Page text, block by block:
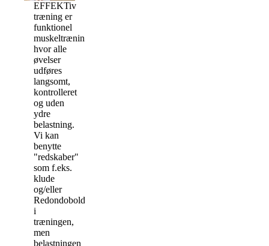
EFFEKTiv
træning er
funktionel
muskeltræning,
hvor alle
øvelser
udføres
langsomt,
kontrolleret
og uden
ydre
belastning.
Vi kan
benytte
"redskaber"
som f.eks.
klude
og/eller
Redondobolde
i
træningen,
men
belastningen